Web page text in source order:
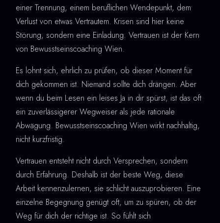
einer Trennung, einem beruflichen Wendepunkt, dem
Verlust von etwas Vertrautem. Krisen sind hier keine
Störung, sondern eine Einladung. Vertrauen ist der Kern
von Bewusstseinscoaching Wien.
Es lohnt sich, ehrlich zu prüfen, ob dieser Moment für
dich gekommen ist. Niemand sollte dich drängen. Aber
wenn du beim Lesen ein leises Ja in dir spürst, ist das oft
ein zuverlässigerer Wegweiser als jede rationale
Abwägung. Bewusstseinscoaching Wien wirkt nachhaltig,
nicht kurzfristig.
Vertrauen entsteht nicht durch Versprechen, sondern
durch Erfahrung. Deshalb ist der beste Weg, diese
Arbeit kennenzulernen, sie schlicht auszuprobieren. Eine
einzelne Begegnung genügt oft, um zu spüren, ob der
Weg für dich der richtige ist. So fühlt sich